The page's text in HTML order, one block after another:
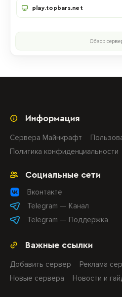
play.topbars.net
Обзор
Важные ссылки
Добавить сервер Реклама
Новые сервера
Новости и
Социальные сети
Вконтакте
Telegram — Канал
Telegram — Поддержка
Информация
Сервера Майнкрафт
Политика конфиденциальности